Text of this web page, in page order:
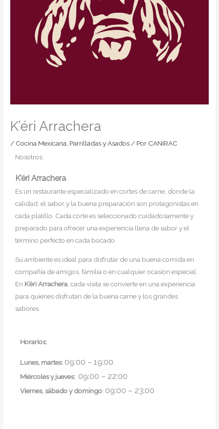
K’éri Arrachera
/ Cocina Mexicana Parrilladas y Asados / Por CANIRAC
Nosotros:
K’éri Arrachera
Es un restaurante especializado en cortes de carne, donde la
calidad, el sabor y la buena preparación son protagonistas en
cada platillo. Cada corte es seleccionado cuidadosamente y
preparado para ofrecer una experiencia llena de sabor y el
término perfecto en cada bocado.
Su ambiente es ideal para disfrutar de una buena comida en
compañía de amigos, familia o en cualquier ocasión especial.
En K’éri Arrachera , cada visita se convierte en una experiencia
para quienes disfrutan de la buena carne y los grandes
sabores.
Horarios:
Lunes, martes: 09:00 – 19:00
Miércoles y jueves: 09:00 – 22:00
Viernes, sábado y domingo: 09:00 – 23:00